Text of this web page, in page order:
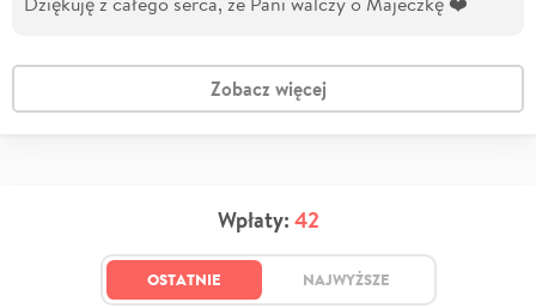
Zobacz więcej
Wpłaty: 42
OSTATNIE NAJWYŻSZE